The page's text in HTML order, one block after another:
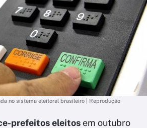
no sistema eleitoral brasileiro | Reprodução
prefeitos eleitos em outubro